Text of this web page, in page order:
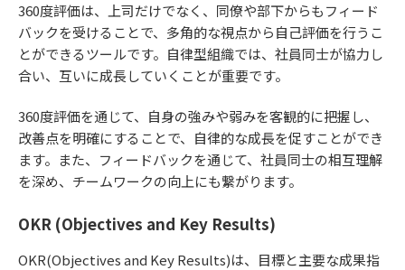
360度評価は、上司だけでなく、同僚や部下からもフィード
バックを受けることで、多角的な視点から自己評価を行うこ
とができるツールです。自律型組織では、社員同士が協力し
合い、互いに成長していくことが重要です。
360度評価を通じて、自身の強みや弱みを客観的に把握し、
改善点を明確にすることで、自律的な成長を促すことができ
ます。また、フィードバックを通じて、社員同士の相互理解
を深め、チームワークの向上にも繋がります。
OKR (Objectives and Key Results)
OKR(Objectives and Key Results)は、目標と主要な成果指